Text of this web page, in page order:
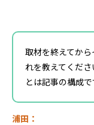
取材を終えてか
れを教えてくだ
とは記事の構成で
浦田：